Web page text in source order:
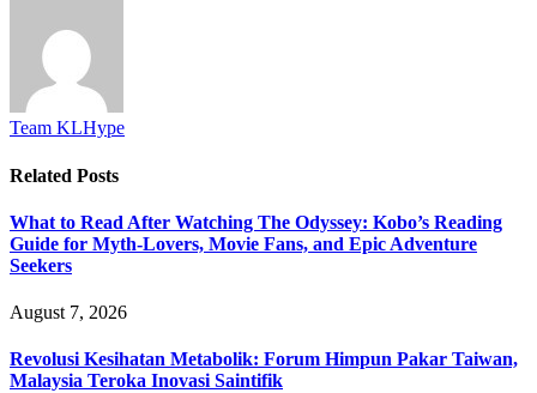
Team KLHype
Related Posts
What to Read After Watching The Odyssey: Kobo’s Reading
Guide for Myth-Lovers, Movie Fans, and Epic Adventure
Seekers
August 7, 2026
Revolusi Kesihatan Metabolik: Forum Himpun Pakar Taiwan,
Malaysia Teroka Inovasi Saintifik